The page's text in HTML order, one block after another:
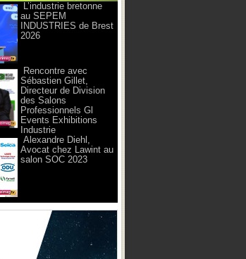
L’industrie bretonne
au SEPEM
INDUSTRIES de Brest
2026
Rencontre avec
Sébastien Gillet,
Directeur de Division
des Salons
Professionnels Gl
Events Exhibitions
Industrie
Alexandre Diehl,
Avocat chez Lawint au
salon SOC 2023